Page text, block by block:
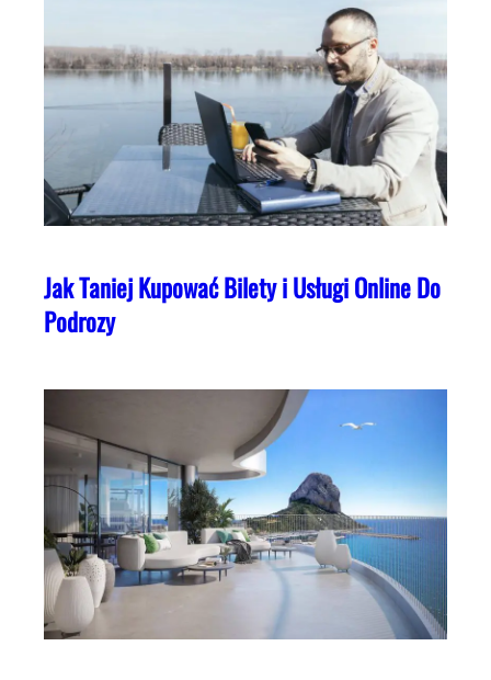
Jak Taniej Kupować Bilety i Usługi Online Do
Podrozy